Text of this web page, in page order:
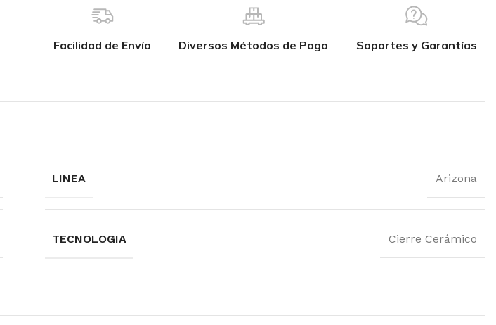
Facilidad de Envío Diversos Métodos de Pago Soportes y Garantías
LINEA Arizona
TECNOLOGIA Cierre Cerámico